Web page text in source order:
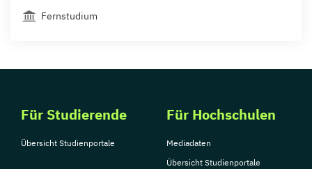
Fernstudium
Für Studierende
Übersicht Studienportale
Für Hochschulen
Mediadaten
Übersicht Studienportale